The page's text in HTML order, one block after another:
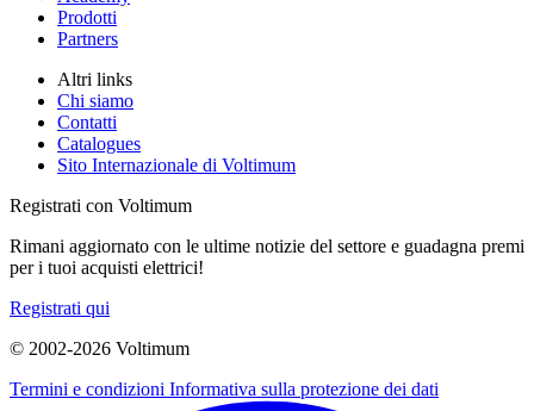
Prodotti
Partners
Altri links
Chi siamo
Contatti
Catalogues
Sito Internazionale di Voltimum
Registrati con Voltimum
Rimani aggiornato con le ultime notizie del settore e guadagna premi
per i tuoi acquisti elettrici!
Registrati qui
© 2002-2026 Voltimum
Termini e condizioni Informativa sulla protezione dei dati